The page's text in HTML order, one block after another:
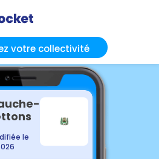
votre collectivité
le